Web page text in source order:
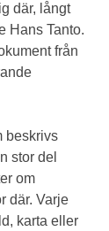
där, långt
Hans Tanto.
från
beskrivs
stor del
om
där. Varje
karta eller